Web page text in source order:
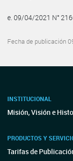
e. 09/04/2021 N°
Fecha de publicación
INSTITUCIONAL
Misión, Visión e
PRODUCTOS Y
Tarifas de